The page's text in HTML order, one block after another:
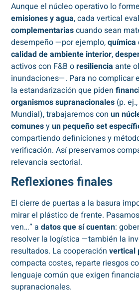
Aunque el núcleo operativo lo
emisiones y agua, cada vertical
complementariascuando sean
desempeño —por ejemplo,química
calidad de ambiente interior,
activos con F&B oresiliencia ante
inundaciones—. Para no complicar
la estandarización que piden
organismos supranacionales (p.
Mundial), trabajaremos conun
comunesyun pequeño set
compartiendo definiciones y
verificación. Así preservamos
relevancia sectorial.
Reflexiones finales
El cierre de puertas a la basura
mirar el plástico de frente.
ven…” adatos que sí cuentan:
resolver la logística —también la
resultados. La cooperaciónvertical
compacta costes, reparte riesgos
lenguaje común que exigen
supranacionales.